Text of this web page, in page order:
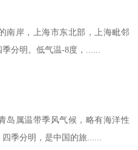
南岸，上海市东北部，上海毗邻
分明。低气温-8度，......
岛属温带季风气候，略有海洋性
季分明，是中国的旅......